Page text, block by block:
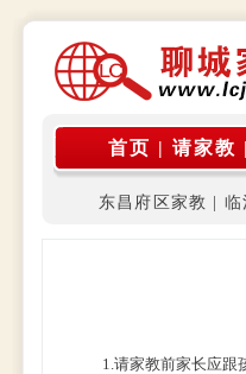
公告: 本
首页 | 请家教
东昌府区家教 临
1.请家教前家长应跟